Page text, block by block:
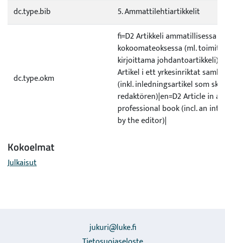
dc.type.bib
5. Ammattilehtiartikkelit
dc.type.okm
fi=D2 Artikkeli ammatillisessa
kokoomateoksessa (ml.
kirjoittama
Artikel i ett yrkesinriktat
(inkl. inledningsartikel som
redaktören)|en=D2 Article in a
professional book (incl. an
by the editor)|
Kokoelmat
Julkaisut
jukuri@luke.fi